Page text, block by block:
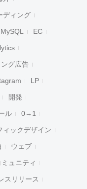
ディング
MySQL EC
グ広告
LP
開発
ル 0→1
ィックデザイン
ウェブ
ミュニティ
スリリース